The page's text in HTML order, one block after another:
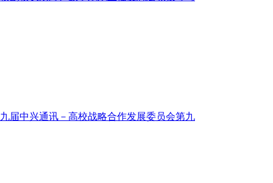
届中兴通讯－高校战略合作发展委员会第九